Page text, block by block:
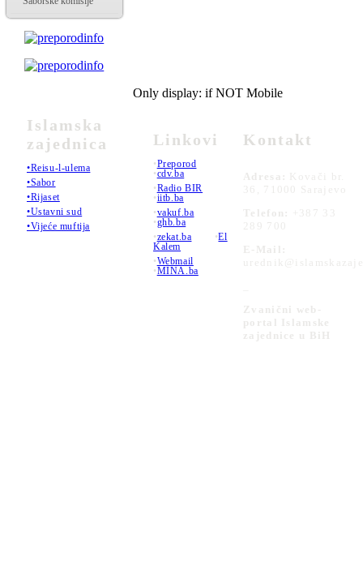
Islamska
zajednica
•Reisu-l-ulema
•Sabor
•Rijaset
•Ustavni sud
•Vijeće muftija
Only display: if NOT Mobile
Linkovi
•Preporod
•cdv.ba
•Radio BIR
•iitb.ba
•vakuf.ba
•ghb.ba
•zekat.ba •El
Kalem
•Webmail
•MINA.ba
Kontakt
Adresa:
Kovači br.
36, 71000 Sarajevo
Telefon:
+387 33
289 700
E-Mail:
Zvanični web-
portal Islamske
zajednice u BiH